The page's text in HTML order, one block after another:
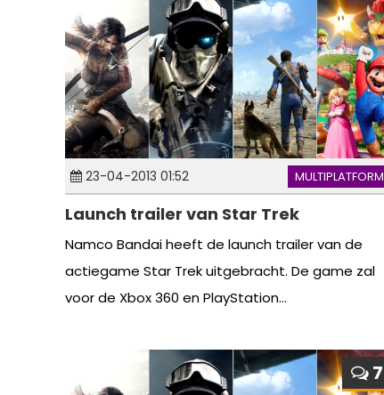
23-04-2013 01:52 MULTIPLATFORM
Launch trailer van Star Trek
Namco Bandai heeft de launch trailer van de
actiegame Star Trek uitgebracht. De game zal
voor de Xbox 360 en PlayStation...
7